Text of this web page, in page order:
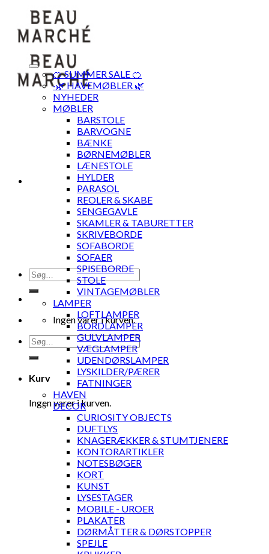
content
Søg
efter:
Ingen varer i kurven.
Søg
efter:
Kurv
Ingen varer i kurven.
🍊 SUMMER SALE 🍊
·🌿 HAVEMØBLER 🌿
NYHEDER
MØBLER
BARSTOLE
BARVOGNE
BÆNKE
BØRNEMØBLER
LÆNESTOLE
HYLDER
PARASOL
REOLER & SKABE
SENGEGAVLE
SKAMLER & TABURETTER
SKRIVEBORDE
SOFABORDE
SOFAER
SPISEBORDE
STOLE
VINTAGEMØBLER
LAMPER
LOFTLAMPER
BORDLAMPER
GULVLAMPER
VÆGLAMPER
UDENDØRSLAMPER
LYSKILDER/PÆRER
FATNINGER
HAVEN
DECOR
CURIOSITY OBJECTS
DUFTLYS
KNAGERÆKKER & STUMTJENERE
KONTORARTIKLER
NOTESBØGER
KORT
KUNST
LYSESTAGER
MOBILE - UROER
PLAKATER
DØRMÅTTER & DØRSTOPPER
SPEJLE